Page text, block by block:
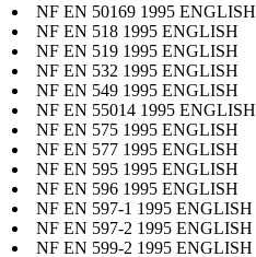
NF EN 50169 1995 ENGLISH
NF EN 518 1995 ENGLISH
NF EN 519 1995 ENGLISH
NF EN 532 1995 ENGLISH
NF EN 549 1995 ENGLISH
NF EN 55014 1995 ENGLISH
NF EN 575 1995 ENGLISH
NF EN 577 1995 ENGLISH
NF EN 595 1995 ENGLISH
NF EN 596 1995 ENGLISH
NF EN 597-1 1995 ENGLISH
NF EN 597-2 1995 ENGLISH
NF EN 599-2 1995 ENGLISH